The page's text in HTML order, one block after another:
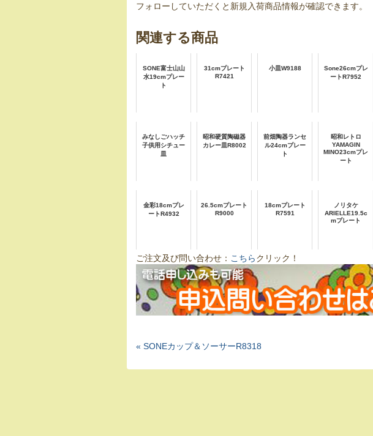
フォローしていただくと新規入荷商品情報が確認できます。
関連する商品
SONE富士山山
水19cmプレー
ト
31cmプレート
R7421
小皿W9188
Sone26cmプレ
ートR7952
みなしごハッチ
子供用シチュー
皿
昭和硬質陶磁器
カレー皿R8002
前畑陶器ランセ
ル24cmプレー
ト
昭和レトロ
YAMAGIN
MINO23cmプレ
ート
金彩18cmプレ
ートR4932
26.5cmプレート
R9000
18cmプレート
R7591
ノリタケ
ARIELLE19.5c
mプレート
ご注文及び問い合わせ： こちらクリック！
« SONEカップ＆ソーサーR8318